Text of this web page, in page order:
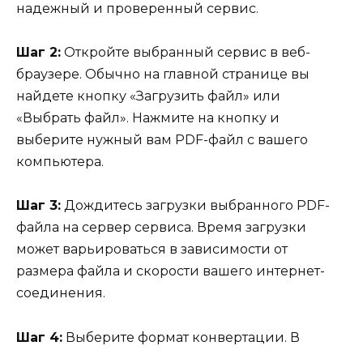
надежный и проверенный сервис.
Шаг 2: Откройте выбранный сервис в веб-
браузере. Обычно на главной странице вы
найдете кнопку «Загрузить файл» или
«Выбрать файл». Нажмите на кнопку и
выберите нужный вам PDF-файл с вашего
компьютера.
Шаг 3: Дождитесь загрузки выбранного PDF-
файла на сервер сервиса. Время загрузки
может варьироваться в зависимости от
размера файла и скорости вашего интернет-
соединения.
Шаг 4: Выберите формат конвертации. В